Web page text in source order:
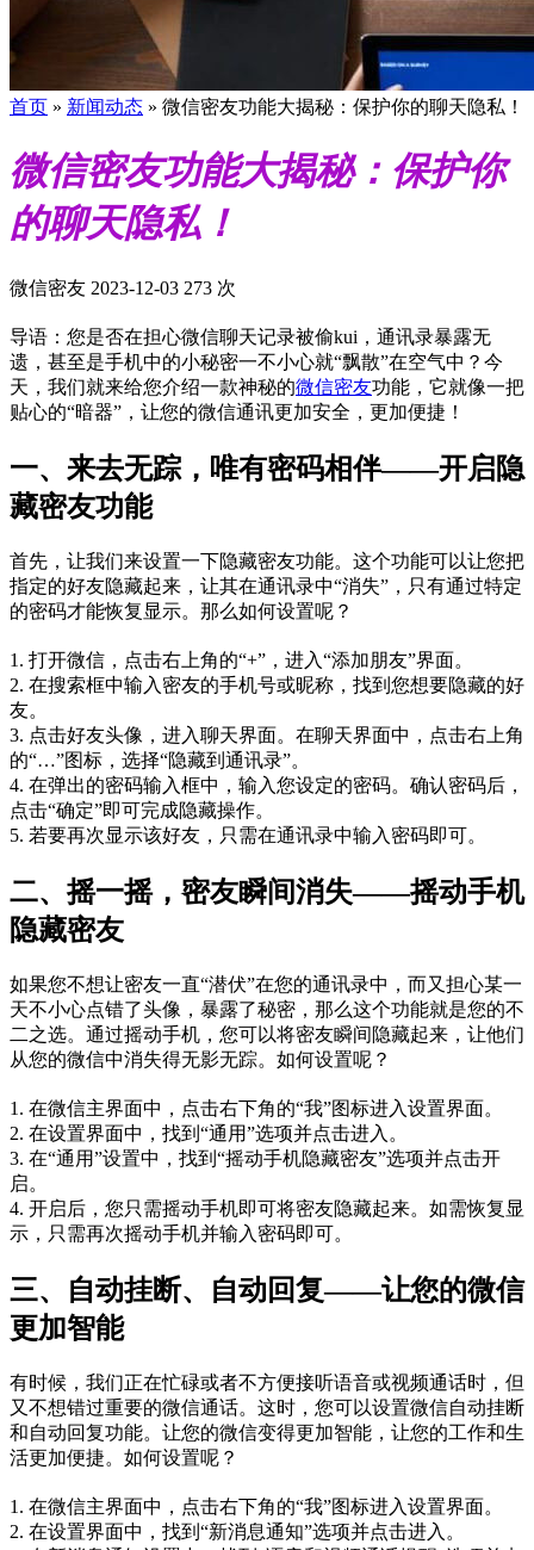
首页 » 新闻动态 » 微信密友功能大揭秘：保护你的聊天隐私！
微信密友功能大揭秘：保护你
的聊天隐私！
微信密友 2023-12-03 273 次
导语：您是否在担心微信聊天记录被偷kui，通讯录暴露无
遗，甚至是手机中的小秘密一不小心就“飘散”在空气中？今
天，我们就来给您介绍一款神秘的微信密友功能，它就像一把
贴心的“暗器”，让您的微信通讯更加安全，更加便捷！
一、来去无踪，唯有密码相伴——开启隐
藏密友功能
首先，让我们来设置一下隐藏密友功能。这个功能可以让您把
指定的好友隐藏起来，让其在通讯录中“消失”，只有通过特定
的密码才能恢复显示。那么如何设置呢？
1. 打开微信，点击右上角的“+”，进入“添加朋友”界面。
2. 在搜索框中输入密友的手机号或昵称，找到您想要隐藏的好
友。
3. 点击好友头像，进入聊天界面。在聊天界面中，点击右上角
的“…”图标，选择“隐藏到通讯录”。
4. 在弹出的密码输入框中，输入您设定的密码。确认密码后，
点击“确定”即可完成隐藏操作。
5. 若要再次显示该好友，只需在通讯录中输入密码即可。
二、摇一摇，密友瞬间消失——摇动手机
隐藏密友
如果您不想让密友一直“潜伏”在您的通讯录中，而又担心某一
天不小心点错了头像，暴露了秘密，那么这个功能就是您的不
二之选。通过摇动手机，您可以将密友瞬间隐藏起来，让他们
从您的微信中消失得无影无踪。如何设置呢？
1. 在微信主界面中，点击右下角的“我”图标进入设置界面。
2. 在设置界面中，找到“通用”选项并点击进入。
3. 在“通用”设置中，找到“摇动手机隐藏密友”选项并点击开
启。
4. 开启后，您只需摇动手机即可将密友隐藏起来。如需恢复显
示，只需再次摇动手机并输入密码即可。
三、自动挂断、自动回复——让您的微信
更加智能
有时候，我们正在忙碌或者不方便接听语音或视频通话时，但
又不想错过重要的微信通话。这时，您可以设置微信自动挂断
和自动回复功能。让您的微信变得更加智能，让您的工作和生
活更加便捷。如何设置呢？
1. 在微信主界面中，点击右下角的“我”图标进入设置界面。
2. 在设置界面中，找到“新消息通知”选项并点击进入。